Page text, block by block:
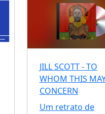
JILL SCOTT - TO
WHOM THIS
CONCERN
Um retrato de